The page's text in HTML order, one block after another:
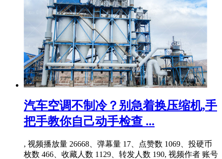
汽车空调不制冷？别急着换压缩机,手
把手教你自己动手检查 ...
, 视频播放量 26668、弹幕量 17、点赞数 1069、投硬币
枚数 466、收藏人数 1129、转发人数 190, 视频作者 账号